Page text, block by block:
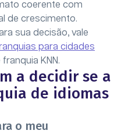
coerente com
de crescimento.
sua decisão, vale
para cidades
KNN.
a decidir se a
de idiomas
o meu